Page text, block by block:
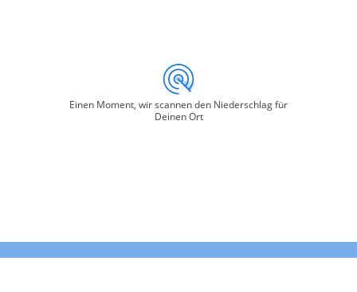
Einen Moment, wir scannen den Niederschlag für
Deinen Ort